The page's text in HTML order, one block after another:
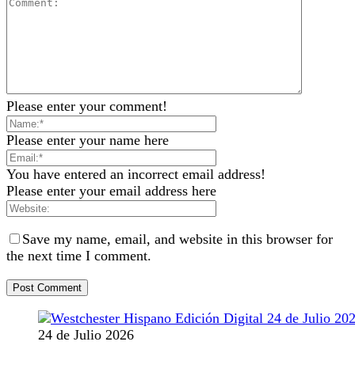
Please enter your comment!
Please enter your name here
You have entered an incorrect email address!
Please enter your email address here
Save my name, email, and website in this browser for
the next time I comment.
24 de Julio 2026